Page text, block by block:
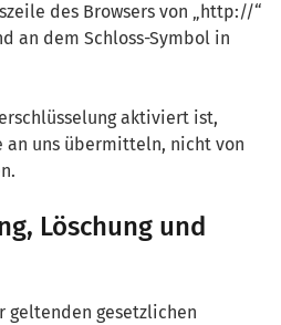
des Browsers von „http://“
an dem Schloss-Symbol in
aktiviert ist,
an uns übermitteln, nicht von
Löschung und
geltenden gesetzlichen